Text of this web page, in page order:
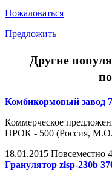
Пожаловаться
Предложить
Другие
Комбикормовый завод
Коммерческое
ПРОК - 500 (Россия,
18.01.2015 Повсеместно
Гранулятор zlsp-230b